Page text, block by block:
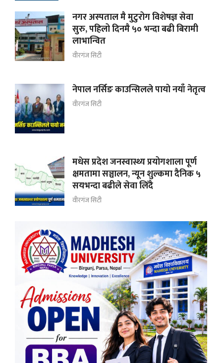
नगर अस्पताल मै मुटुरोग विशेषज्ञ सेवा
सुरु, पहिलो दिनमै ५० भन्दा बढी बिरामी
लाभान्वित
वीरगंज सिटी
नेपाल नर्सिङ काउन्सिलले पायो नयाँ नेतृत्व
वीरगंज सिटी
मधेस प्रदेश जनस्वास्थ्य प्रयोगशाला पूर्ण
क्षमतामा सञ्चालन, न्यून शुल्कमा दैनिक ५
सयभन्दा बढीले सेवा लिँदै
वीरगंज सिटी